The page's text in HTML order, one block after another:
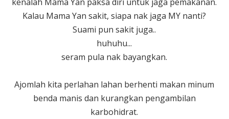
Kalau Mama Yan sakit, siapa nak jaga MY nanti?
Suami pun sakit juga..
huhuhu...
seram pula nak bayangkan.
Ajomlah kita perlahan lahan berhenti makan minum
benda manis dan kurangkan pengambilan
karbohidrat.